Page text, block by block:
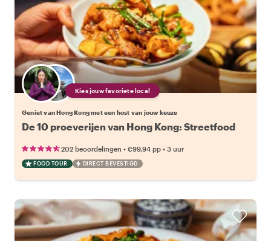
Kies jouw favoriete local
Geniet van Hong Kong met een host van jouw keuze
De 10 proeverijen van Hong Kong: Streetfood
202 beoordelingen • €99.94 pp • 3 uur
FOOD TOUR DIRECT BEVESTIGD